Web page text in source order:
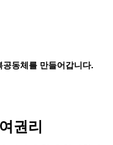
동체를 만들어갑니다.
권리